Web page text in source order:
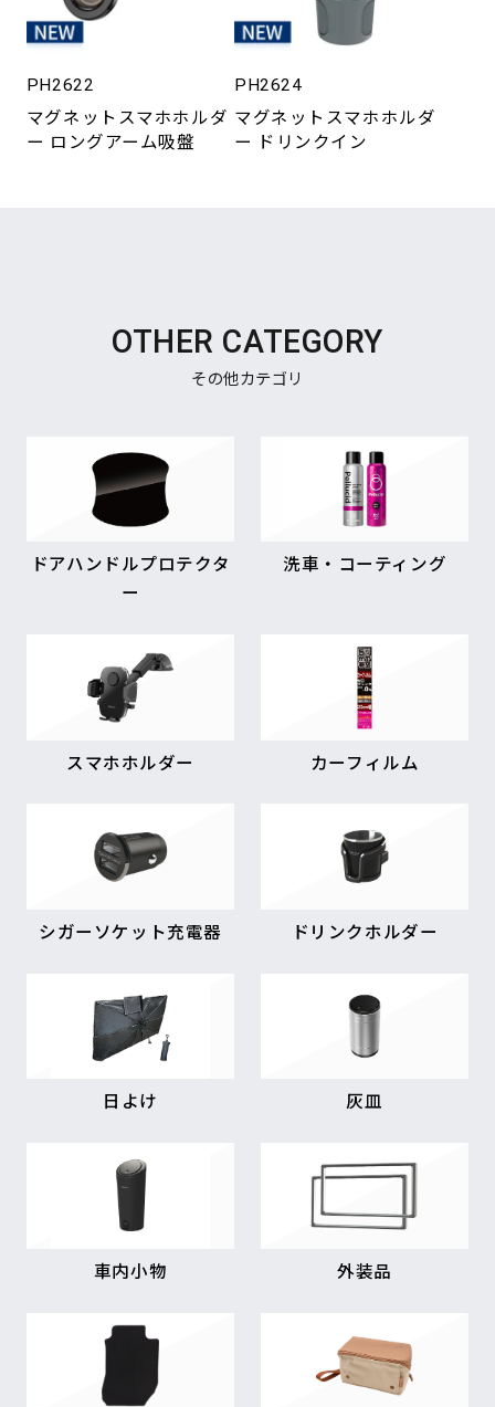
PH2622
マグネットスマホホルダ
ー ロングアーム吸盤
PH2624
マグネットスマホホルダ
ー ドリンクイン
OTHER CATEGORY
その他カテゴリ
ドアハンドルプロテクタ
ー
洗車・コーティング
スマホホルダー カーフィルム
シガーソケット充電器 ドリンクホルダー
日よけ 灰皿
車内小物 外装品